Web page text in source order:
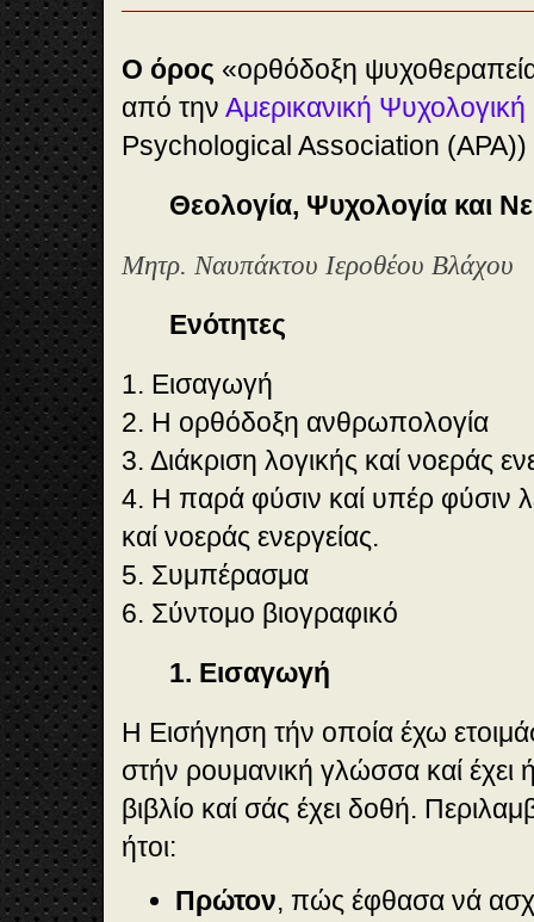
Ο όρος «ορθόδοξη
από την Αμερικανική Ψυχολογική
Psychological Association (APA))
Θεολογία, Ψυχολογία και
Μητρ. Ναυπάκτου Ιεροθέου Βλάχου
Ενότητες
1. Εισαγωγή
2. Η ορθόδοξη ανθρωπολογία
3. Διάκριση λογικής καί νοεράς
4. Η παρά φύσιν καί υπέρ φύσιν
καί νοεράς ενεργείας.
5. Συμπέρασμα
6. Σύντομο βιογραφικό
1. Εισαγωγή
Η Εισήγηση τήν οποία έχω
στήν ρουμανική γλώσσα καί έχει
βιβλίο καί σάς έχει δοθή.
ήτοι:
Πρώτον, πώς έφθασα νά